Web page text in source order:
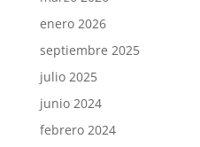
enero 2026
septiembre 2025
julio 2025
junio 2024
febrero 2024